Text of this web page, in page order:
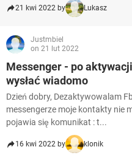
21 kwi 2022 by Lukasz
Justmbiel
on 21 lut 2022
Messenger - po
wysłać wiadomo
Dzień dobry, Dezaktywowalam
messengerze moje kontakty nie
pojawia się komunikat : t...
16 kwi 2022 by klonik